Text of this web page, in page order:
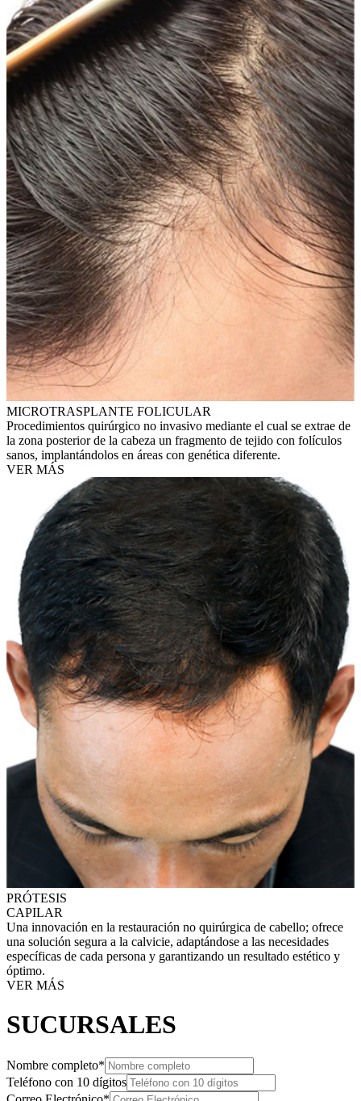
MICROTRASPLANTE FOLICULAR
Procedimientos quirúrgico no invasivo mediante el cual se extrae de
la zona posterior de la cabeza un fragmento de tejido con folículos
sanos, implantándolos en áreas con genética diferente.
VER MÁS
PRÓTESIS
CAPILAR
Una innovación en la restauración no quirúrgica de cabello; ofrece
una solución segura a la calvicie, adaptándose a las necesidades
específicas de cada persona y garantizando un resultado estético y
óptimo.
VER MÁS
SUCURSALES
Nombre completo*
Teléfono con 10 dígitos